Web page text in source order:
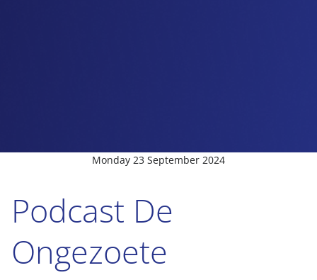
Monday 23 September 2024
Podcast De
Ongezoete